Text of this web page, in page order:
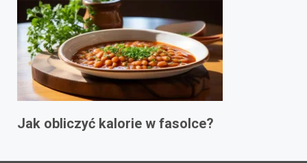
Jak obliczyć kalorie w fasolce?